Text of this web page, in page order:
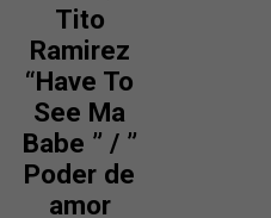
be
chosen
the
product
page
Tito
Ramirez
“Have To
See Ma
Babe ” / ”
Poder de
amor